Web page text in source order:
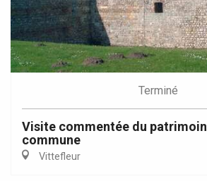
Terminé
Visite commentée du
commune
Vittefleur